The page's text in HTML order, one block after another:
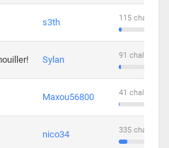
s3th 115
Sylan 91
Maxou56800 41
nico34 335